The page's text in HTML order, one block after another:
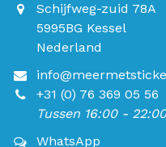
Schijfweg-zuid 78A
5995BG Kessel
Nederland
+31 (0) 76 369 05 56
Tussen 16:00 - 22:00
WhatsApp